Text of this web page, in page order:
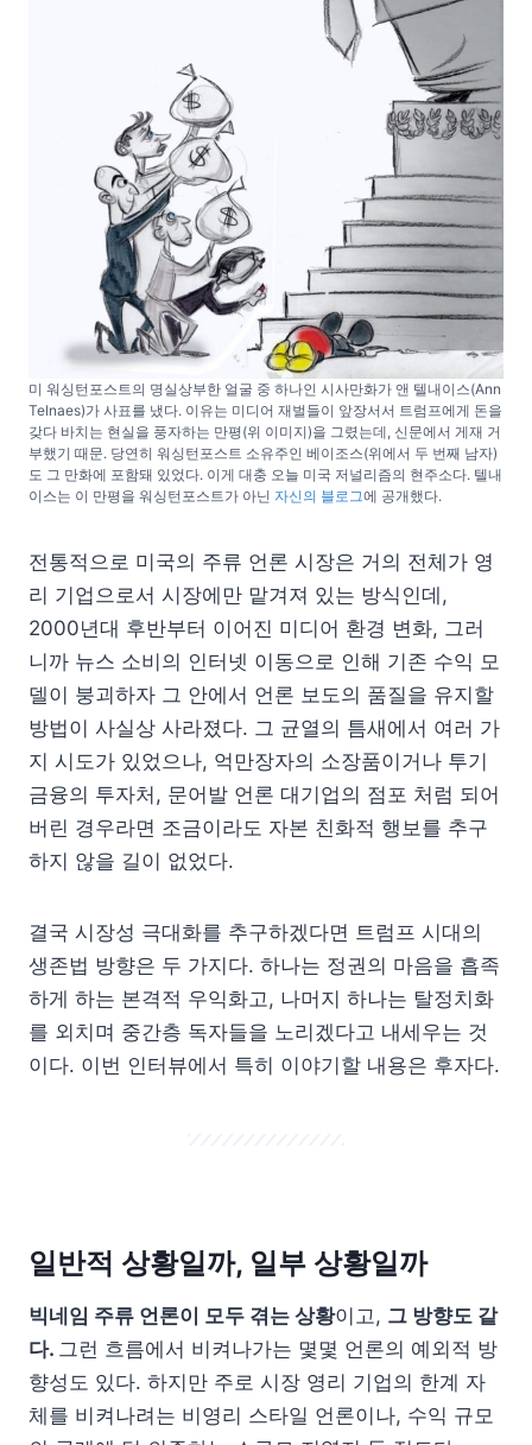
미 워싱턴포스트의 명실상부한 얼굴 중 하나인 시사만화가 앤 텔내이스(Ann
Telnaes)가 사표를 냈다. 이유는 미디어 재벌들이 앞장서서 트럼프에게 돈을
갖다 바치는 현실을 풍자하는 만평(위 이미지)을 그렸는데, 신문에서 게재 거
부했기 때문. 당연히 워싱턴포스트 소유주인 베이조스(위에서 두 번째 남자)
도 그 만화에 포함돼 있었다. 이게 대충 오늘 미국 저널리즘의 현주소다. 텔내
이스는 이 만평을 워싱턴포스트가 아닌 자신의 블로그에 공개했다.
전통적으로 미국의 주류 언론 시장은 거의 전체가 영
리 기업으로서 시장에만 맡겨져 있는 방식인데,
2000년대 후반부터 이어진 미디어 환경 변화, 그러
니까 뉴스 소비의 인터넷 이동으로 인해 기존 수익 모
델이 붕괴하자 그 안에서 언론 보도의 품질을 유지할
방법이 사실상 사라졌다. 그 균열의 틈새에서 여러 가
지 시도가 있었으나, 억만장자의 소장품이거나 투기
금융의 투자처, 문어발 언론 대기업의 점포 처럼 되어
버린 경우라면 조금이라도 자본 친화적 행보를 추구
하지 않을 길이 없었다.
결국 시장성 극대화를 추구하겠다면 트럼프 시대의
생존법 방향은 두 가지다. 하나는 정권의 마음을 흡족
하게 하는 본격적 우익화고, 나머지 하나는 탈정치화
를 외치며 중간층 독자들을 노리겠다고 내세우는 것
이다. 이번 인터뷰에서 특히 이야기할 내용은 후자다.
일반적 상황일까, 일부 상황일까
빅네임 주류 언론이 모두 겪는 상황이고, 그 방향도 같
다. 그런 흐름에서 비켜나가는 몇몇 언론의 예외적 방
향성도 있다. 하지만 주로 시장 영리 기업의 한계 자
체를 비켜나려는 비영리 스타일 언론이나, 수익 규모